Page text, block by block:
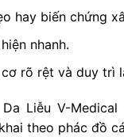
hay biến chứng
nhanh.
rõ rệt và duy trì
Liễu V-
theo phác đồ